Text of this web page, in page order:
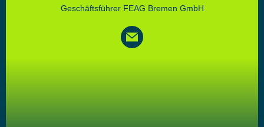
Geschäftsführer FEAG Bremen GmbH